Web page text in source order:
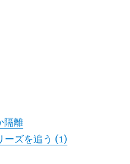
隔離
ズを追う (1)